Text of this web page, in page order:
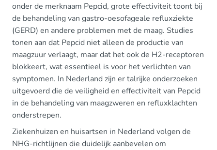
onder de merknaam Pepcid, grote effectiviteit toont bij
de behandeling van gastro-oesofageale refluxziekte
(GERD) en andere problemen met de maag. Studies
tonen aan dat Pepcid niet alleen de productie van
maagzuur verlaagt, maar dat het ook de H2-receptoren
blokkeert, wat essentieel is voor het verlichten van
symptomen. In Nederland zijn er talrijke onderzoeken
uitgevoerd die de veiligheid en effectiviteit van Pepcid
in de behandeling van maagzweren en refluxklachten
onderstrepen.
Ziekenhuizen en huisartsen in Nederland volgen de
NHG-richtlijnen die duidelijk aanbevelen om